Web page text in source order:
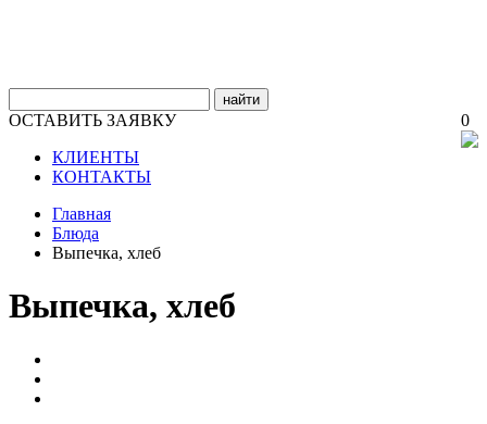
найти
0
ОСТАВИТЬ ЗАЯВКУ
КЛИЕНТЫ
КОНТАКТЫ
Главная
Блюда
Выпечка, хлеб
Выпечка, хлеб